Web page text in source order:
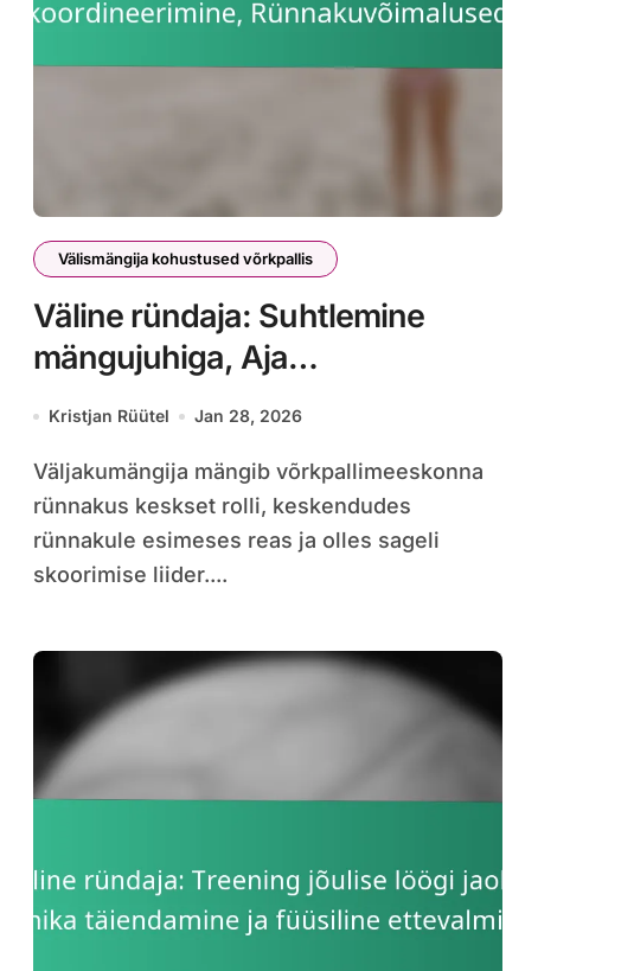
Välismängija kohustused võrkpallis
Väline ründaja: Suhtlemine
mängujuhiga, Aja
koordineerimine,
Kristjan Rüütel Jan 28, 2026
Väljakumängija mängib võrkpallimeeskonna
rünnakus keskset rolli, keskendudes
rünnakule esimeses reas ja olles sageli
skoorimise liider....